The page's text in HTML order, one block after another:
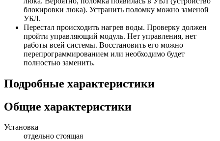
блокировки люка). Устранить поломку можно заменой
УБЛ.
Перестал происходить нагрев воды. Проверку должен
пройти управляющий модуль. Нет управления, нет
работы всей системы. Восстановить его можно
перепрограммированием или необходимо будет
полностью заменить.
Подробные характеристики
Общие характеристики
Установка
отдельно стоящая